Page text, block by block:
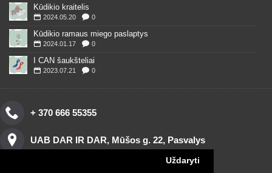
Uždaryti
Kūdikio kraitelis
2024.05.20 0
Kūdikio ramaus miego paslaptys
2024.01.17 0
I CAN šaukšteliai
2023.07.21 0
+ 370 666 55355
UAB DAR IR DAR, Mūšos g. 22, Pasvalys